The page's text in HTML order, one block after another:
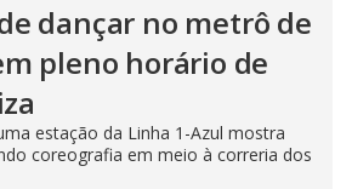
dançar no metrô de
pleno horário de
estação da Linha 1-Azul mostra
coreografia em meio à correria dos